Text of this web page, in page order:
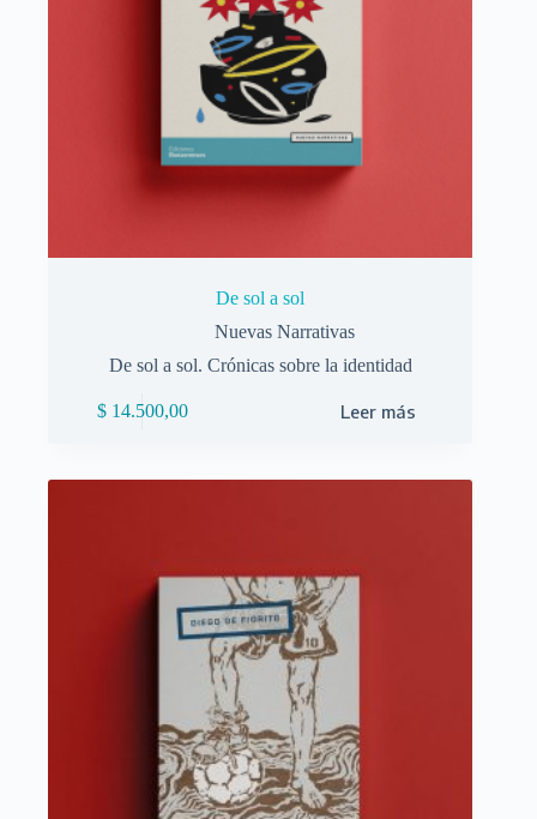
De sol a sol
Nuevas Narrativas
De sol a sol. Crónicas sobre la identidad
$14.500,00 Leer más